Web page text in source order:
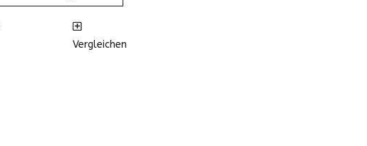
Vergleichen